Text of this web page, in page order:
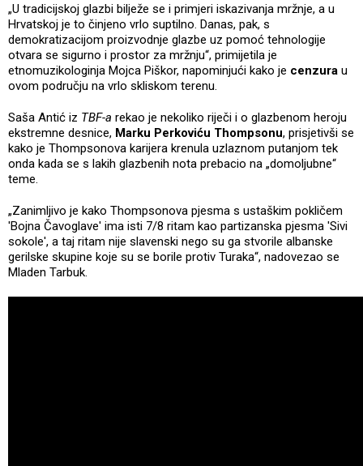
„U tradicijskoj glazbi bilježe se i primjeri iskazivanja mržnje, a u
Hrvatskoj je to činjeno vrlo suptilno. Danas, pak, s
demokratizacijom proizvodnje glazbe uz pomoć tehnologije
otvara se sigurno i prostor za mržnju“, primijetila je
etnomuzikologinja Mojca Piškor, napominjući kako je cenzura u
ovom području na vrlo skliskom terenu.
Saša Antić iz TBF-a rekao je nekoliko riječi i o glazbenom heroju
ekstremne desnice, Marku Perkoviću Thompsonu, prisjetivši se
kako je Thompsonova karijera krenula uzlaznom putanjom tek
onda kada se s lakih glazbenih nota prebacio na „domoljubne“
teme.
„Zanimljivo je kako Thompsonova pjesma s ustaškim pokličem
'Bojna Čavoglave' ima isti 7/8 ritam kao partizanska pjesma 'Sivi
sokole', a taj ritam nije slavenski nego su ga stvorile albanske
gerilske skupine koje su se borile protiv Turaka“, nadovezao se
Mladen Tarbuk.